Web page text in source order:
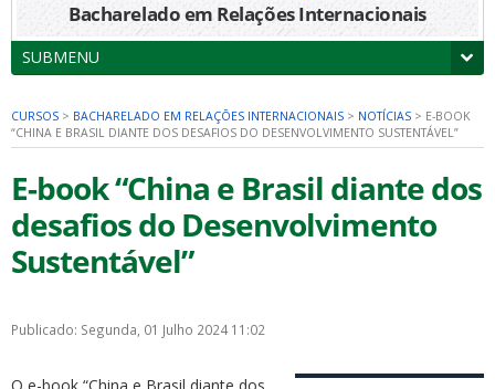
Bacharelado em Relações Internacionais
SUBMENU
CURSOS > BACHARELADO EM RELAÇÕES INTERNACIONAIS > NOTÍCIAS > E-BOOK
“CHINA E BRASIL DIANTE DOS DESAFIOS DO DESENVOLVIMENTO SUSTENTÁVEL”
E-book “China e Brasil diante dos
desafios do Desenvolvimento
Sustentável”
Publicado: Segunda, 01 Julho 2024 11:02